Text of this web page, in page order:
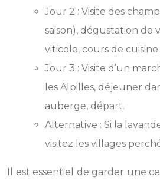
Jour 2 : Visite des
saison), dégustation de
viticole, cours de
Jour 3 : Visite d’un
les Alpilles, déjeuner
auberge, départ.
Alternative : Si la
visitez les villages
Il est essentiel de garder une